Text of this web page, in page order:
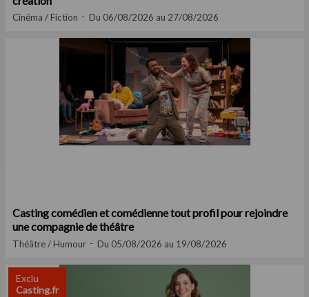
Cinéma / Fiction Du 06/08/2026 au 27/08/2026
Casting comédien et comédienne tout profil pour rejoindre
une compagnie de théâtre
Théâtre / Humour Du 05/08/2026 au 19/08/2026
Exclu
Casting.fr